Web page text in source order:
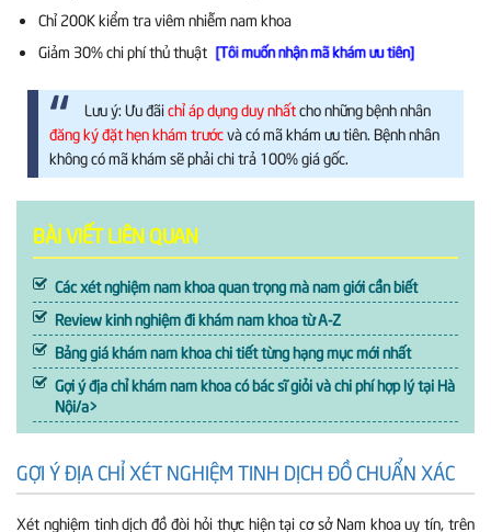
Chỉ 200K kiểm tra viêm nhiễm nam khoa
Giảm 30%chi phí thủ thuật [Tôi muốn nhận mã khám ưu tiên]
Lưu ý: Ưu đãichỉ áp dụng duy nhấtcho những bệnh nhân
đăng ký đặt hẹn khám trướcvà có mã khám ưu tiên. Bệnh nhân
không có mã khám sẽ phải chi trả 100% giá gốc.
BÀI VIẾT LIÊN QUAN
Các xét nghiệm nam khoa quan trọng mà nam giới cần biết
Review kinh nghiệm đi khám nam khoa từ A-Z
Bảng giá khám nam khoa chi tiết từng hạng mục mới nhất
Gợi ý địa chỉ khám nam khoa có bác sĩ giỏi và chi phí hợp lý tại Hà
Nội/a>
GỢI Ý ĐỊA CHỈ XÉT NGHIỆM TINH DỊCH ĐỒ CHUẨN XÁC
Xét nghiệm tinh dịch đồ đòi hỏi thực hiện tại cơ sở Nam khoa uy tín, trên